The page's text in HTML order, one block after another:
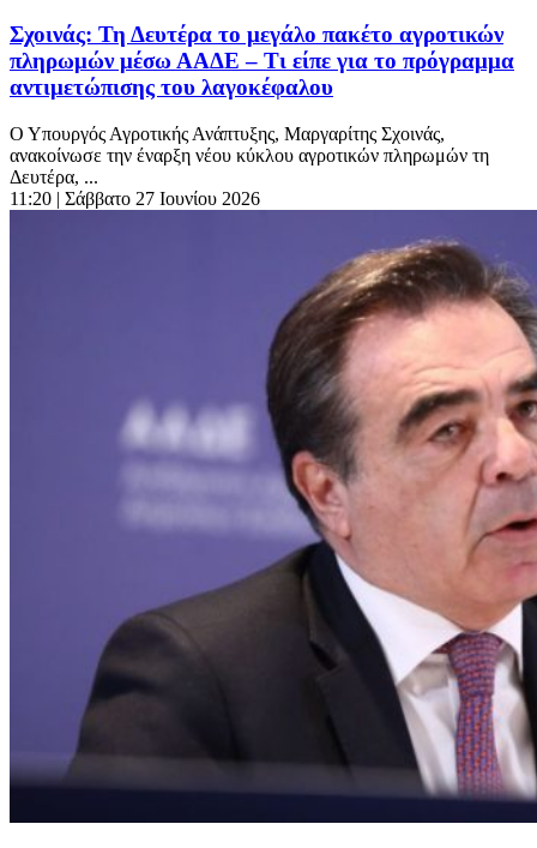
Σχοινάς: Τη Δευτέρα το μεγάλο πακέτο αγροτικών
πληρωμών μέσω ΑΑΔΕ – Τι είπε για το πρόγραμμα
αντιμετώπισης του λαγοκέφαλου
Ο Υπουργός Αγροτικής Ανάπτυξης, Μαργαρίτης Σχοινάς,
ανακοίνωσε την έναρξη νέου κύκλου αγροτικών πληρωμών τη
Δευτέρα, ...
11:20 | Σάββατο 27 Ιουνίου 2026